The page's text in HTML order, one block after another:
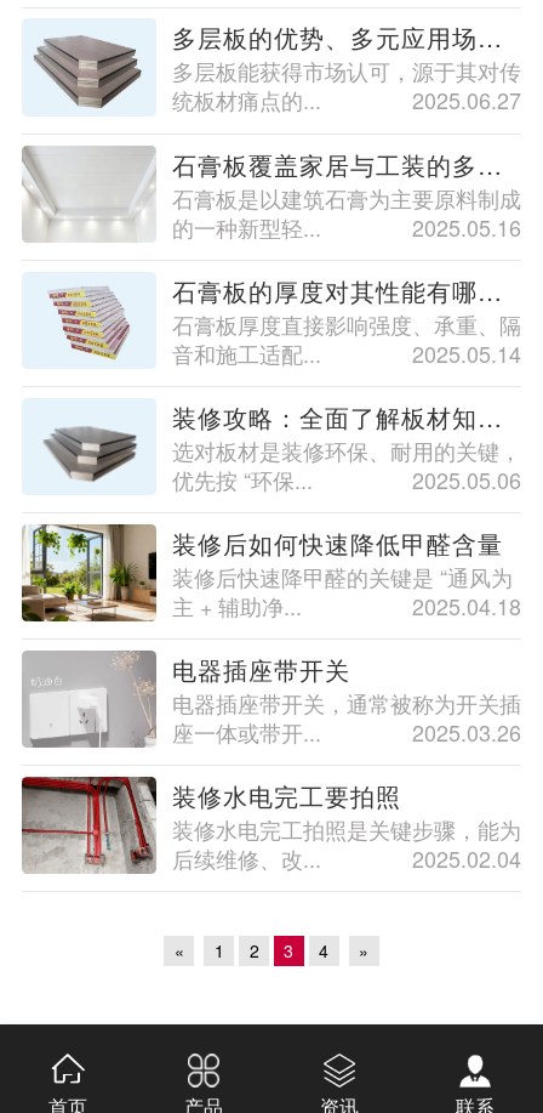
多层板的优势、多元应用场景与未来趋势
多层板能获得市场认可，源于其对传
统板材痛点的...
2025.06.27
石膏板覆盖家居与工装的多功能板材
石膏板是以建筑石膏为主要原料制成
的一种新型轻...
2025.05.16
石膏板的厚度对其性能有哪些影响？
石膏板厚度直接影响强度、承重、隔
音和施工适配...
2025.05.14
装修攻略：全面了解板材知识，助你轻松完成装修任务！
选对板材是装修环保、耐用的关键，
优先按 “环保...
2025.05.06
装修后如何快速降低甲醛含量
装修后快速降甲醛的关键是 “通风为
主 + 辅助净...
2025.04.18
电器插座带开关
电器插座带开关，通常被称为开关插
座一体或带开...
2025.03.26
装修水电完工要拍照
装修水电完工拍照是关键步骤，能为
后续维修、改...
2025.02.04
« 1 2 3 4 »
首页 产品 资讯 联系